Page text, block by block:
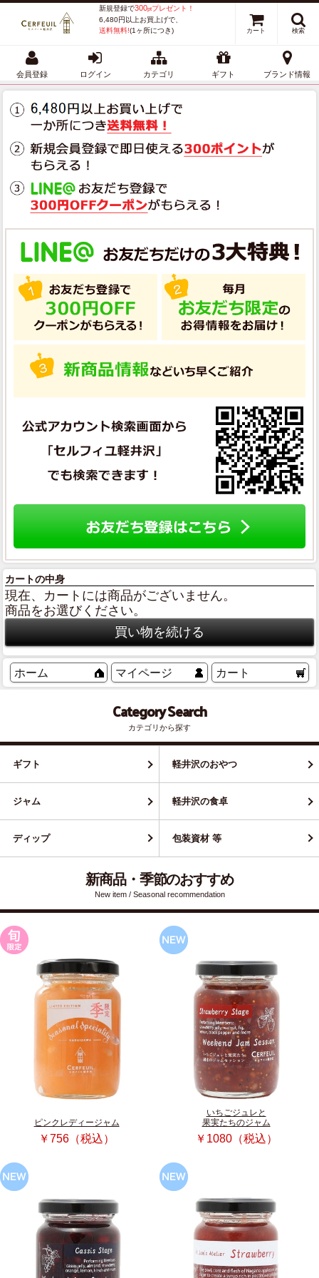
新規登録で300ptプレゼント！
6,480円以上お買上げで、
送料無料!(1ヶ所につき) 検索
カート
会員登録 ログイン カテゴリ ギフト ブランド情報
カートの中身
現在、カートには商品がございません。
商品をお選びください。
ホーム マイページ カート
Category Search
カテゴリから探す
ギフト 軽井沢のおやつ
ジャム 軽井沢の食卓
ディップ 包装資材 等
新商品・季節のおすすめ
New item / Seasonal recommendation
ピンクレディージャム
￥756（税込）
いちごジュレと
果実たちのジャム
￥1080（税込）